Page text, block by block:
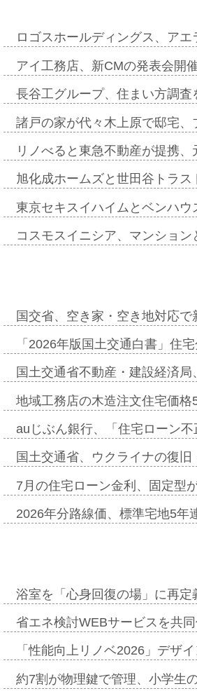
ロゴスホールディングス、ア
アイ工務店、新CMの発表会開
長谷工グループ、住まい方調
諸戸の家が代々木上原で邸宅
リノべると東急不動産が提携
旭化成ホームズと世田谷トラ
東京セキスイハイムとベンハ
コスモスイニシア、マンショ
国交省、空き家・空き地対応
「2026年版国土交通白書」住
国土交通省不動産・建設経済
地域工務店の木造注文住宅価
auじぶん銀行、「住宅ローン
国土交通省、ウクライナの復
7月の住宅ローン金利、固定型
2026年分路線価、標準宅地5
浴室を「心身回復の場」に再
省エネ検討WEBサービスを共
「性能向上リノベ2026」デザ
約7割が物理鍵で管理、小学生